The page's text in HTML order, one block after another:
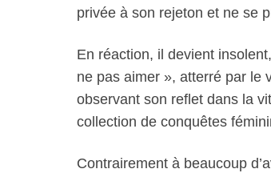
privée à son rejeton et ne se
En réaction, il devient
ne pas aimer », atterré par le
observant son reflet dans la
collection de conquêtes
Contrairement à beaucoup